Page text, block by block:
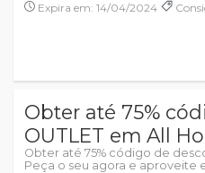
Expira em: 14/04/2024
Obter até 75%
OUTLET em All
Obter até 75% código de
Peça o seu agora e aproveite